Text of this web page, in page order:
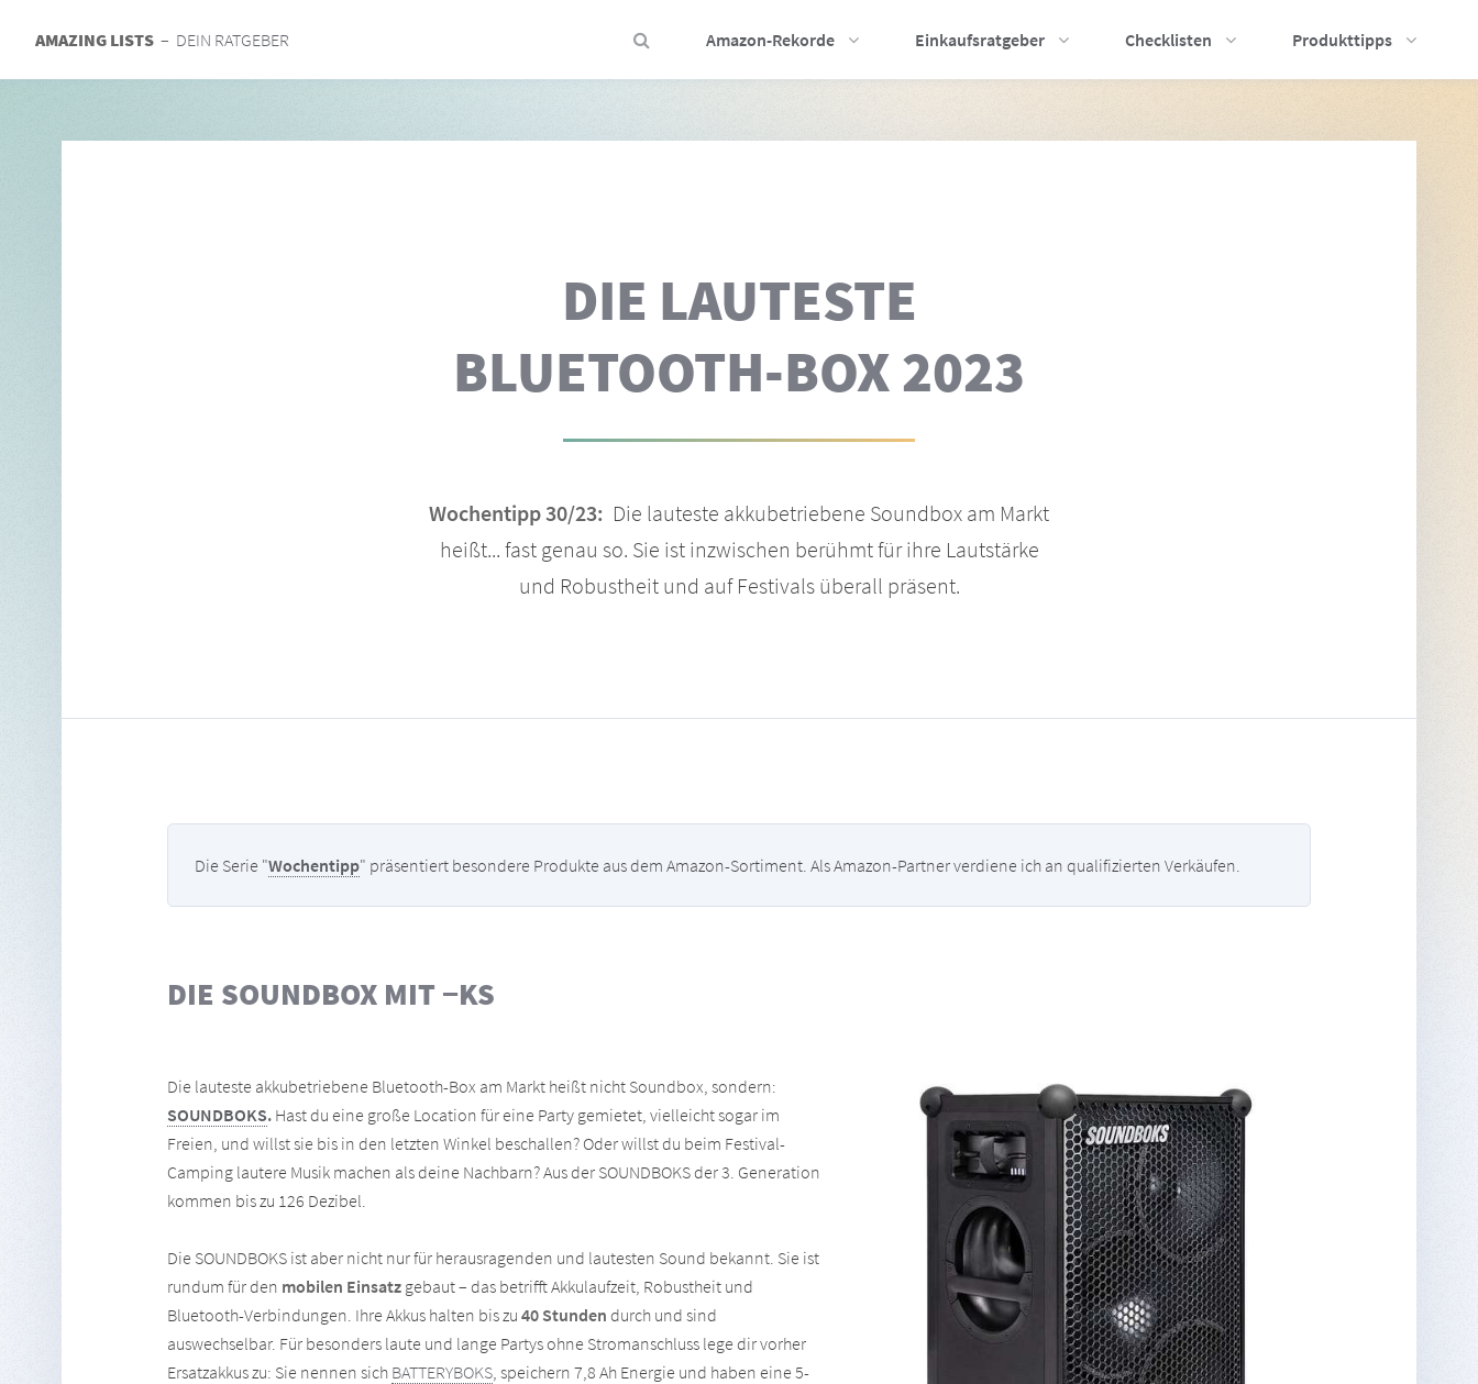
AMAZING LISTS – DEIN RATGEBER Amazon-Rekorde Einkaufsratgeber Checklisten Produkttipps
DIE LAUTESTE
BLUETOOTH-BOX 2023
Wochentipp 30/23: Die lauteste akkubetriebene Soundbox am Markt
heißt... fast genau so. Sie ist inzwischen berühmt für ihre Lautstärke
und Robustheit und auf Festivals überall präsent.
Die Serie "Wochentipp" präsentiert besondere Produkte aus dem Amazon-Sortiment. Als Amazon-Partner verdiene ich an qualifizierten Verkäufen.
DIE SOUNDBOX MIT −KS
Die lauteste akkubetriebene Bluetooth-Box am Markt heißt nicht Soundbox, sondern:
SOUNDBOKS. Hast du eine große Location für eine Party gemietet, vielleicht sogar im
Freien, und willst sie bis in den letzten Winkel beschallen? Oder willst du beim Festival-
Camping lautere Musik machen als deine Nachbarn? Aus der SOUNDBOKS der 3. Generation
kommen bis zu 126 Dezibel.
Die SOUNDBOKS ist aber nicht nur für herausragenden und lautesten Sound bekannt. Sie ist
rundum für den mobilen Einsatz gebaut – das betrifft Akkulaufzeit, Robustheit und
Bluetooth-Verbindungen. Ihre Akkus halten bis zu 40 Stunden durch und sind
auswechselbar. Für besonders laute und lange Partys ohne Stromanschluss lege dir vorher
Ersatzakkus zu: Sie nennen sich BATTERYBOKS, speichern 7,8 Ah Energie und haben eine 5-